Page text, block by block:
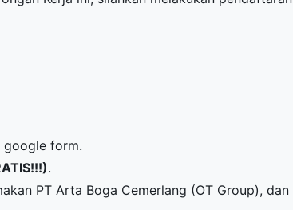
google form.
.
PT Arta Boga Cemerlang (OT Group), dan